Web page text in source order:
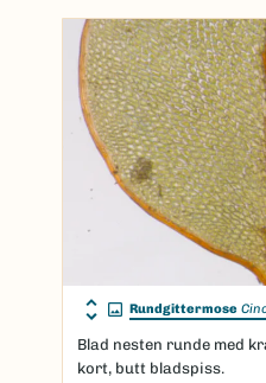
Rundgittermose
Blad nesten runde med
kort, butt bladspiss.